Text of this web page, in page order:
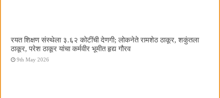
रयत शिक्षण संस्थेला ३.६२ कोटींची देणगी; लोकनेते रामशेठ ठाकूर, शकुंतला
ठाकूर, परेश ठाकूर यांचा कर्मवीर भूमीत हृद्य गौरव
9th May 2026